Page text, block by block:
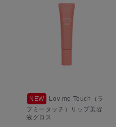
NEW
Lov me Touch（ラ
ブミータッチ）リップ美容
液グロス